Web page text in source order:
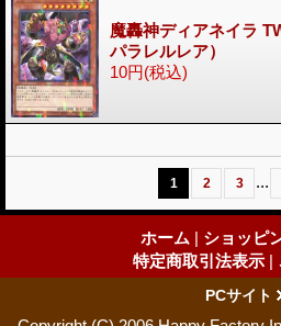
魔轟神ディアネイラ
パラレルレア）
10円(税込)
1 2 3 ...
ホーム | ショッピ
特定商取引法表示 |
PCサイト